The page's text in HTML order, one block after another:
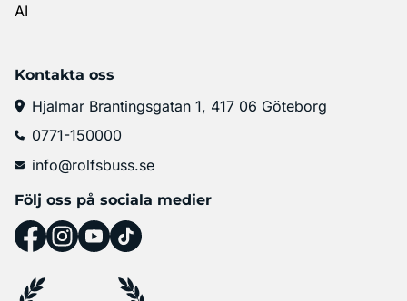
AI
Kontakta oss
Hjalmar Brantingsgatan 1, 417 06 Göteborg
0771-150000
info@rolfsbuss.se
Följ oss på sociala medier